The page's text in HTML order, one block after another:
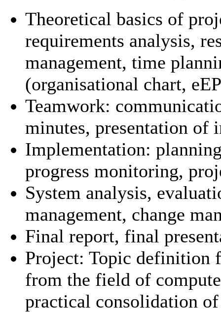
Theoretical basics of
requirements analysis,
management, time
(organisational chart,
Teamwork:
minutes, presentation of
Implementation:
progress monitoring,
System analysis,
management, change
Final report, final
Project: Topic definition
from the field of
practical consolidation